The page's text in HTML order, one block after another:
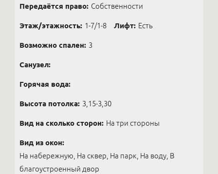
Передаётся право: Собственности
Этаж/этажность: 1-7/1-8 Лифт: Есть
Возможно спален: 3
Санузел:
Горячая вода:
Высота потолка: 3,15-3,30
Вид на сколько сторон: На три стороны
Вид из окон:
На набережную, На сквер, На парк, На воду, В
благоустроенный двор